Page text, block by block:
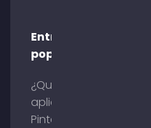
Entradas
populares
¿Qué es la
aplicación
Pinterest?